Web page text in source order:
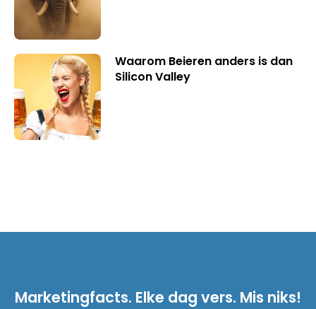
Waarom Beieren anders is dan
Silicon Valley
Marketingfacts. Elke dag vers. Mis niks!